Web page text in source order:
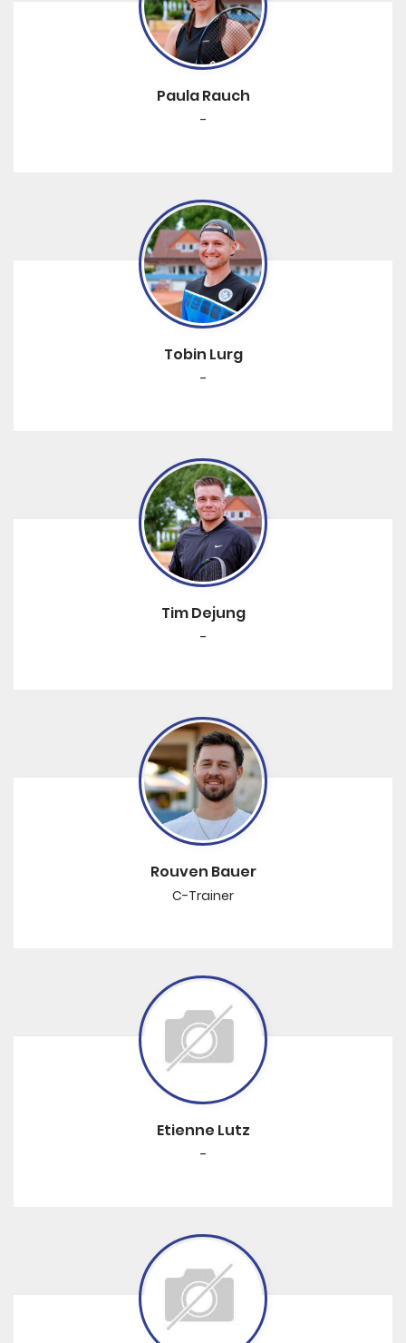
Paula Rauch
-
Tobin Lurg
-
Tim Dejung
-
Rouven Bauer
C-Trainer
Etienne Lutz
-